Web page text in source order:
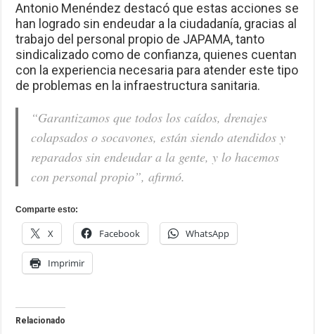
Antonio Menéndez destacó que estas acciones se
han logrado sin endeudar a la ciudadanía, gracias al
trabajo del personal propio de JAPAMA, tanto
sindicalizado como de confianza, quienes cuentan
con la experiencia necesaria para atender este tipo
de problemas en la infraestructura sanitaria.
“Garantizamos que todos los caídos, drenajes
colapsados o socavones, están siendo atendidos y
reparados sin endeudar a la gente, y lo hacemos
con personal propio”, afirmó.
Comparte esto:
X Facebook WhatsApp
Imprimir
Relacionado